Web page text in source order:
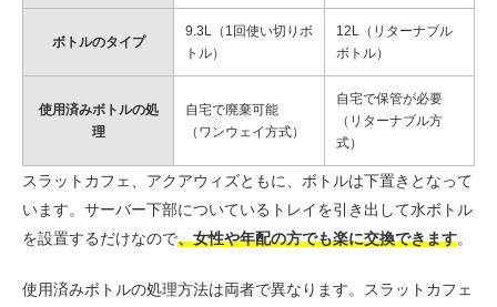
ボトルのタイプ
9.3L（1回使い切りボ
トル）
12L（リターナブル
ボトル）
使用済みボトルの処
理
自宅で廃棄可能
（ワンウェイ方式）
自宅で保管が必要
（リターナブル方
式）
スラットカフェ、アクアウィズともに、ボトルは下置きとなって
います。サーバー下部についているトレイを引き出して水ボトル
を設置するだけなので、女性や年配の方でも楽に交換できます。
使用済みボトルの処理方法は両者で異なります。スラットカフェ